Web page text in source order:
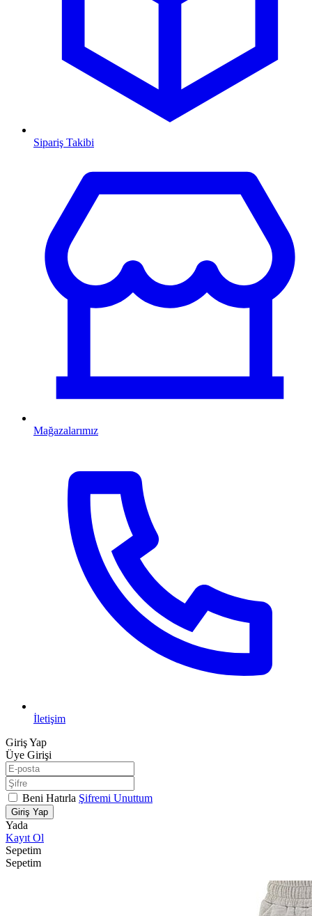
Sipariş Takibi
Mağazalarımız
İletişim
Giriş Yap
Üye Girişi
Beni Hatırla Şifremi Unuttum
Giriş Yap
Yada
Kayıt Ol
Sepetim
Sepetim